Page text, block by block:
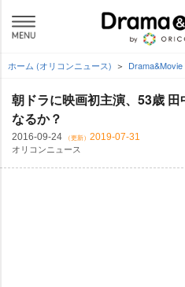
ホーム (オリコンニュース)
朝ドラに映画初主演、53歳
なるか？
2016-09-24 （更新） 2019-07-31
オリコンニュース